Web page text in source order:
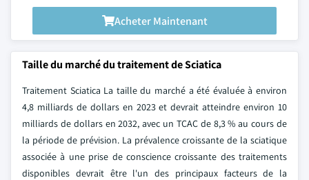
Acheter Maintenant
Taille du marché du traitement de Sciatica
Traitement Sciatica La taille du marché a été évaluée à environ
4,8 milliards de dollars en 2023 et devrait atteindre environ 10
milliards de dollars en 2032, avec un TCAC de 8,3 % au cours de
la période de prévision. La prévalence croissante de la sciatique
associée à une prise de conscience croissante des traitements
disponibles devrait être l'un des principaux facteurs de la